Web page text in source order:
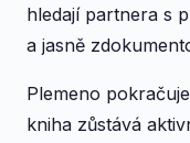
hledají partnera s
a jasně
Plemeno
kniha zůstává